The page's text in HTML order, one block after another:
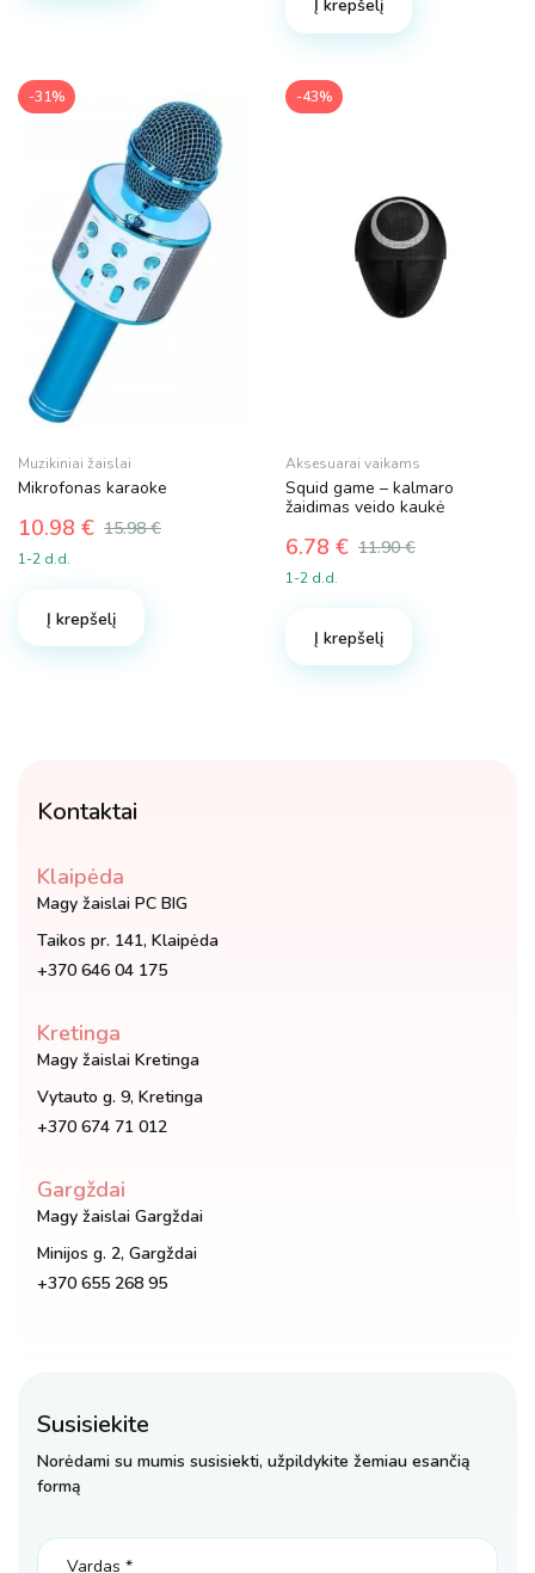
options
may
be
chosen
on
the
product
page
59.00 €.
39.53 €.
Į krepšelį
-31%
Muzikiniai žaislai
Mikrofonas karaoke
15.98€
Original
price
15.98 €.
10.98 €
Current
price
10.98 €.
1-2 d.d.
Į krepšelį
-43%
Aksesuarai vaikams
Squid game – kalmaro
žaidimas veido kaukė
11.90€
Original
price
11.90 €.
6.78 €
Current
price
6.78 €.
1-2 d.d.
Į krepšelį
Kontaktai
Klaipėda
Magy žaislai PC BIG
Taikos pr. 141, Klaipėda
+370 646 04 175
Kretinga
Magy žaislai Kretinga
Vytauto g. 9, Kretinga
+370 674 71 012
Gargždai
Magy žaislai Gargždai
Minijos g. 2, Gargždai
+370 655 268 95
Susisiekite
Norėdami su mumis susisiekti, užpildykite žemiau esančią
formą